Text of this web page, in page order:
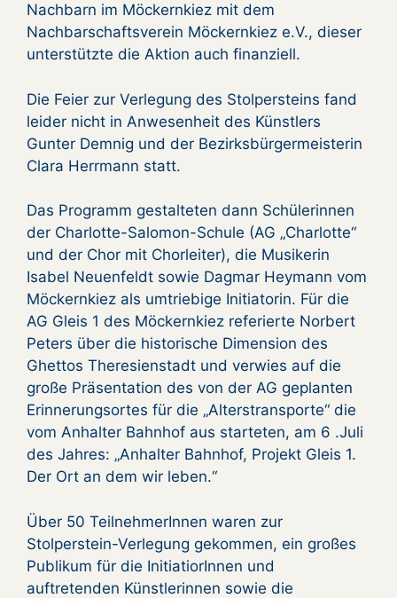
Nachbarn im Möckernkiez mit dem
Nachbarschaftsverein Möckernkiez e.V., dieser
unterstützte die Aktion auch finanziell.
Die Feier zur Verlegung des Stolpersteins fand
leider nicht in Anwesenheit des Künstlers
Gunter Demnig und der Bezirksbürgermeisterin
Clara Herrmann statt.
Das Programm gestalteten dann Schülerinnen
der Charlotte-Salomon-Schule (AG „Charlotte“
und der Chor mit Chorleiter), die Musikerin
Isabel Neuenfeldt sowie Dagmar Heymann vom
Möckernkiez als umtriebige Initiatorin. Für die
AG Gleis 1 des Möckernkiez referierte Norbert
Peters über die historische Dimension des
Ghettos Theresienstadt und verwies auf die
große Präsentation des von der AG geplanten
Erinnerungsortes für die „Alterstransporte“ die
vom Anhalter Bahnhof aus starteten, am 6 .Juli
des Jahres: „Anhalter Bahnhof, Projekt Gleis 1.
Der Ort an dem wir leben.“
Über 50 TeilnehmerInnen waren zur
Stolperstein-Verlegung gekommen, ein großes
Publikum für die InitiatiorInnen und
auftretenden Künstlerinnen sowie die